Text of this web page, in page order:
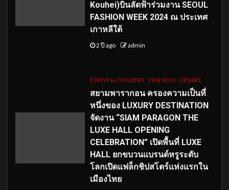
Kouhei)บินลัดฟ้าร่วมงาน SEOUL
FASHION WEEK 2024 ณ ประเทศ
เกาหลีใต้
2 ปี ago admin
EVENT & CONCERT FASHION UPDATE
สยามพารากอน ครองความเป็นที่
หนึ่งของ LUXURY DESTINATION
จัดงาน “SIAM PARAGON THE
LUXE HALL OPENING
CELEBRATION” เปิดพื้นที่ LUXE
HALL ยกขบวนแบรนด์หรูระดับ
โลกเปิดแฟล็กชิปสโตร์แห่งแรกใน
เมืองไทย